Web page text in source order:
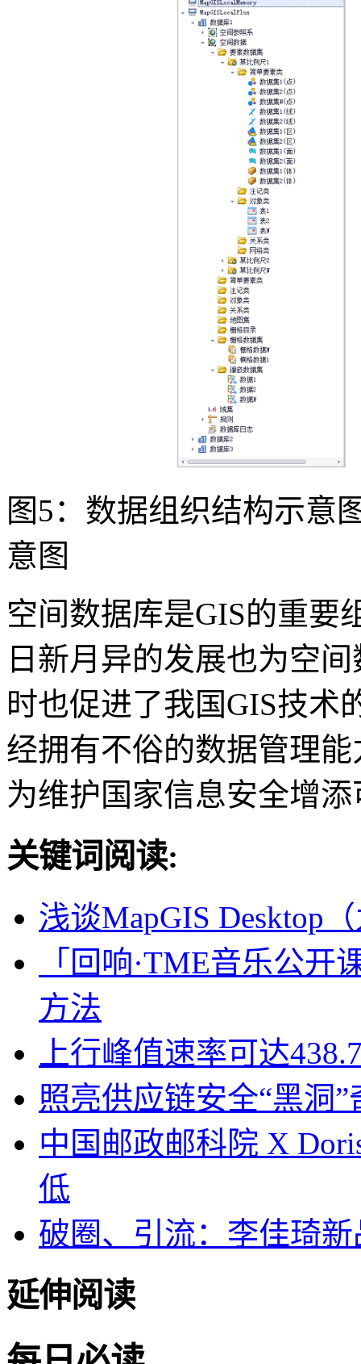
图5：数据组织结构示意
意图
空间数据库是GIS的重要
日新月异的发展也为空
时也促进了我国GIS技术
经拥有不俗的数据管理
为维护国家信息安全增
关键词阅读:
浅谈MapGIS Desktop
「回响·TME音乐公
方法
上行峰值速率可达
照亮供应链安全“黑洞
中国邮政邮科院 X
低
破圈、引流：李佳琦
延伸阅读